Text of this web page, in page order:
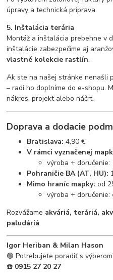
úpravy a technická príprava.
5. Inštalácia terária
Montáž a inštalácia prebehne v
inštalácie zabezpečíme aj
vlastné kolekcie rastlín.
Ak ste na našej stránke nenašli
– radi ho doplníme do e-shopu.
nákres, projekt alebo náčrt.
Doprava a dodacie
Bratislava: 4,90 €
V rámci vyznačenej
výroba + doručenie:
Pohraničie BA (AT, HU):
Mimo hraníc mapky: od
výroba + doručenie:
Rozvážame akváriá, teráriá,
paludáriá.
Igor Heriban & Milan Hason
🟢 Potrebujete poradiť s
☎️ 0915 27 20 27